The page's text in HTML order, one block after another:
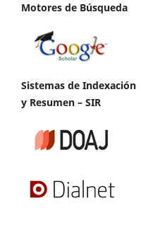
Motores de Búsqueda
Sistemas de Indexación
y Resumen – SIR